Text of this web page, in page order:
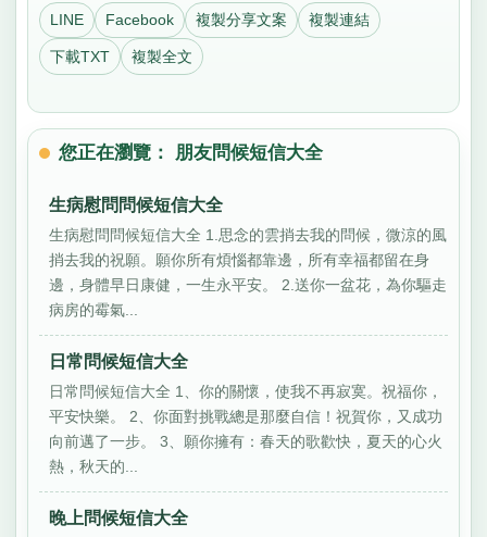
LINE Facebook 複製分享文案 複製連結
下載TXT 複製全文
您正在瀏覽： 朋友問候短信大全
生病慰問問候短信大全
生病慰問問候短信大全 1.思念的雲捎去我的問候，微涼的風
捎去我的祝願。願你所有煩惱都靠邊，所有幸福都留在身
邊，身體早日康健，一生永平安。 2.送你一盆花，為你驅走
病房的霉氣...
日常問候短信大全
日常問候短信大全 1、你的關懷，使我不再寂寞。祝福你，
平安快樂。 2、你面對挑戰總是那麼自信！祝賀你，又成功
向前邁了一步。 3、願你擁有：春天的歌歡快，夏天的心火
熱，秋天的...
晚上問候短信大全